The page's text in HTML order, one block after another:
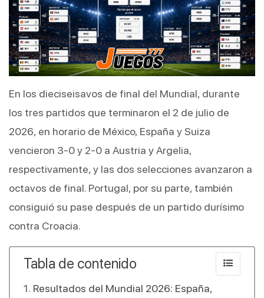
En los dieciseisavos de final del Mundial, durante
los tres partidos que terminaron el 2 de julio de
2026, en horario de México, España y Suiza
vencieron 3-0 y 2-0 a Austria y Argelia,
respectivamente, y las dos selecciones avanzaron a
octavos de final. Portugal, por su parte, también
consiguió su pase después de un partido durísimo
contra Croacia.
Tabla de contenido
Resultados del Mundial 2026: España,